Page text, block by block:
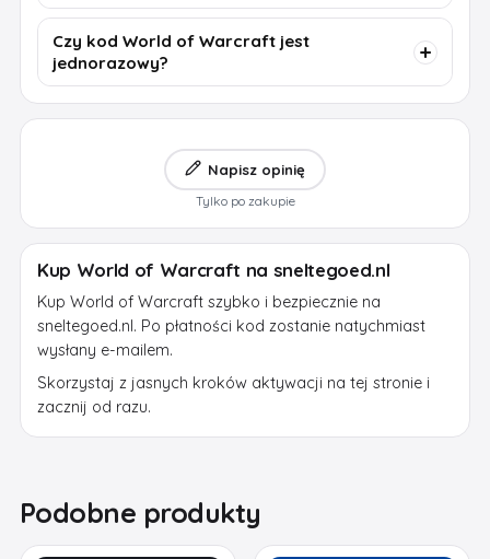
Czy kod World of Warcraft jest
jednorazowy?
Napisz opinię
Tylko po zakupie
Kup World of Warcraft na sneltegoed.nl
Kup World of Warcraft szybko i bezpiecznie na
sneltegoed.nl. Po płatności kod zostanie natychmiast
wysłany e-mailem.
Skorzystaj z jasnych kroków aktywacji na tej stronie i
zacznij od razu.
Podobne produkty